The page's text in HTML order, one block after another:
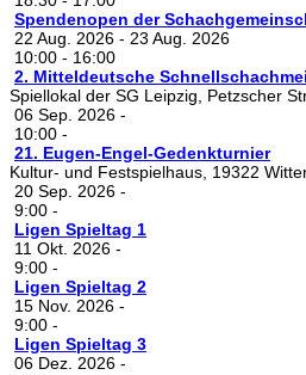
Spendenopen der
22 Aug. 2026 - 23 Aug. 2026
10:00 - 16:00
2. Mitteldeutsche
Spiellokal der SG Leipzig, Petzscher
06 Sep. 2026 -
10:00 -
21. Eugen-Engel-Gedenkturnier
Kultur- und Festspielhaus, 19322
20 Sep. 2026 -
9:00 -
Ligen Spieltag 1
11 Okt. 2026 -
9:00 -
Ligen Spieltag 2
15 Nov. 2026 -
9:00 -
Ligen Spieltag 3
06 Dez. 2026 -